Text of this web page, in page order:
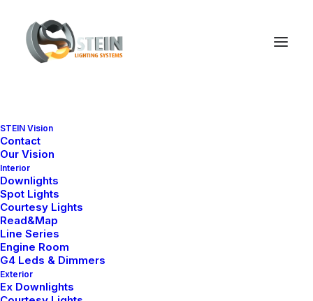
STEIN Vision
Contact
Our Vision
Interior
Downlights
Spot Lights
Courtesy Lights
Read&Map
Line Series
Engine Room
G4 Leds & Dimmers
Exterior
Ex Downlights
Üye Ol
Yeni parola oluşturmanız için e-posta adresinize bir
bağlantı gönderilecek.
Kişisel verileriniz bu web sitesindeki deneyiminizi
ilkesisayfamızda açıklanan diğer amaçlar için